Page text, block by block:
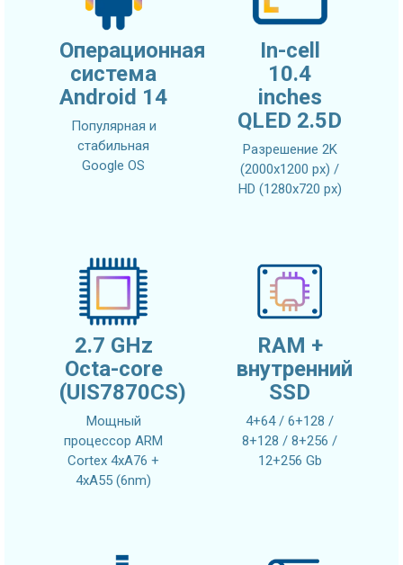
Операционная
система
Android 14
Популярная и
стабильная
Google OS
In-cell
10.4
inches
QLED 2.5D
Разрешение 2K
(2000x1200 px) /
HD (1280x720 px)
2.7 GHz
Octa-core
(UIS7870CS)
Мощный
процессор ARM
Cortex 4xA76 +
4xA55 (6nm)
RAM +
внутренний
SSD
4+64 / 6+128 /
8+128 / 8+256 /
12+256 Gb